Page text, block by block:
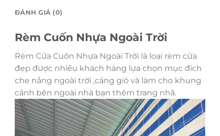
ĐÁNH GIÁ (0)
Rèm Cuốn Nhựa Ngoài Trời
Rèm Cửa Cuốn Nhựa Ngoài Trời là loại rèm cửa
đẹp được nhiều khách hàng lựa chọn mục đích
che nắng ngoài trời ,cảng gió và làm cho khung
cảnh bên ngoài nhà bạn thêm trang nhã.